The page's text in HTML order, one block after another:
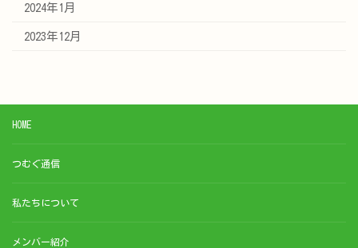
2024年1月
2023年12月
HOME
つむぐ通信
私たちについて
メンバー紹介